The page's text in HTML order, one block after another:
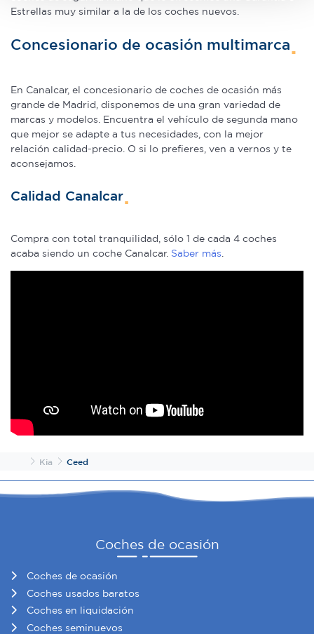
datos personales y establezca sus preferencias en la
consentimiento en cualquier momento en la Declaración
Las cookies de este sitio web se usan para personalizar
el contenido y los anuncios, ofrecer funciones de redes
sociales y analizar el tráfico. Además, compartimos
información sobre el uso que haga del sitio web con
nuestros partners de redes sociales, publicidad y análisis
que les haya proporcionado o que hayan recopilado a
Estrellas muy similar a la de los coches nuevos.
Concesionario de ocasión multimarca
En Canalcar, el concesionario de coches de ocasión más
grande de Madrid, disponemos de una gran variedad de
marcas y modelos. Encuentra el vehículo de segunda mano
que mejor se adapte a tus necesidades, con la mejor
relación calidad-precio. O si lo prefieres, ven a vernos y te
aconsejamos.
Calidad Canalcar
Compra con total tranquilidad, sólo 1 de cada 4 coches
acaba siendo un coche Canalcar. Saber más
InicioKia Ceed
Coches de ocasión
Coches de ocasión
Coches usados baratos
Coches en liquidación
Coches seminuevos